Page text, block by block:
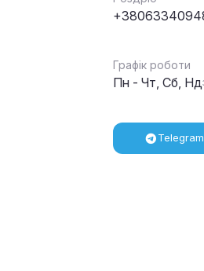
Графік роботи
Пн - Чт, Сб, Нд
Telegram